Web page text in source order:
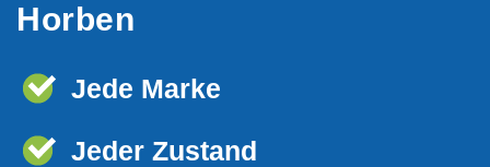
Horben
Jede Marke
Jeder Zustand